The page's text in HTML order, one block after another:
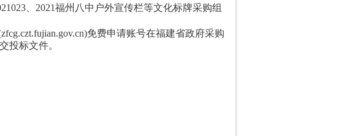
2021福州八中户外宣传栏等文化标牌采购组
免费申请账号在福建省政府采购
投标文件。